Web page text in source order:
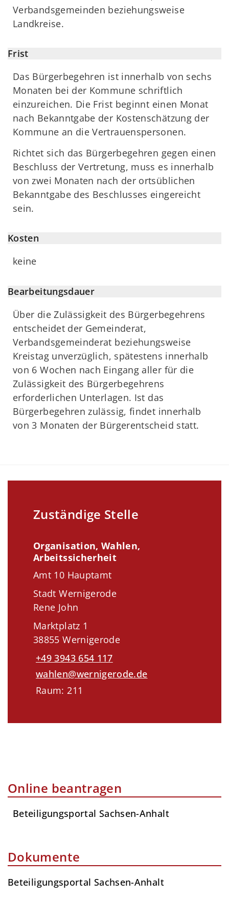
Verbandsgemeinden beziehungsweise
Landkreise.
Frist
Das Bürgerbegehren ist innerhalb von sechs
Monaten bei der Kommune schriftlich
einzureichen. Die Frist beginnt einen Monat
nach Bekanntgabe der Kostenschätzung der
Kommune an die Vertrauenspersonen.
Richtet sich das Bürgerbegehren gegen einen
Beschluss der Vertretung, muss es innerhalb
von zwei Monaten nach der ortsüblichen
Bekanntgabe des Beschlusses eingereicht
sein.
Kosten
keine
Bearbeitungsdauer
Über die Zulässigkeit des Bürgerbegehrens
entscheidet der Gemeinderat,
Verbandsgemeinderat beziehungsweise
Kreistag unverzüglich, spätestens innerhalb
von 6 Wochen nach Eingang aller für die
Zulässigkeit des Bürgerbegehrens
erforderlichen Unterlagen. Ist das
Bürgerbegehren zulässig, findet innerhalb
von 3 Monaten der Bürgerentscheid statt.
Zuständige Stelle
Organisation, Wahlen,
Arbeitssicherheit
Amt 10 Hauptamt
Stadt Wernigerode
Rene John
Marktplatz 1
38855 Wernigerode
+49 3943 654 117
wahlen@wernigerode.de
Raum: 211
Online beantragen
Beteiligungsportal Sachsen-Anhalt
Dokumente
Beteiligungsportal Sachsen-Anhalt